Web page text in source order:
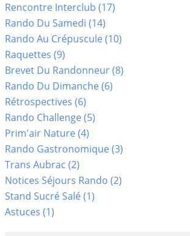
Rencontre Interclub (17)
Rando Du Samedi (14)
Rando Au Crépuscule(10)
Raquettes (9)
Brevet Du Randonneur(8)
Rando Du Dimanche(6)
Rétrospectives (6)
Rando Challenge(5)
Prim'air Nature(4)
Rando Gastronomique(3)
Trans Aubrac (2)
Notices Séjours Rando (2)
Stand Sucré Salé(1)
Astuces (1)